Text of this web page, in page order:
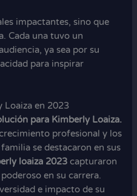
impactantes, sino que
Cada una tuvo un
ya sea por su
para inspirar
Loaiza en 2023
para Kimberly Loaiza.
profesional y los
se destacaron en sus
loaiza 2023 capturaron
en su carrera.
e impacto de su